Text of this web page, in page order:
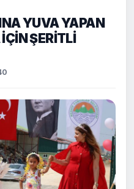
YUVA YAPAN
ŞERİTLİ